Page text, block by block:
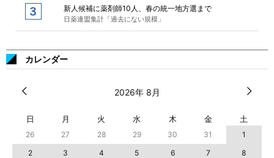
新人候補に薬剤師10人、春の統一地方選まで
日薬連盟集計「過去にない規模」
カレンダー
2026年 8月
日 月 火 水 木 金 土
26 27 28 29 30 31
1
2
3 4 5 6 7
8